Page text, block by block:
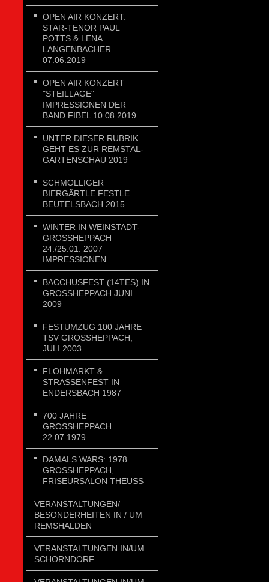
OPEN AIR KONZERT:
STAR-TENOR PAUL
POTTS & LENA
LANGENBACHER
07.06.2019
OPEN AIR KONZERT
"STEILLAGE"
IMPRESSIONEN DER
BAND FIBEL 10.08.2019
UNTER DIESER RUBRIK
GEHT ES ZUR REMSTAL-
GARTENSCHAU 2019
SCHMOLLIGER
BIERGÄRTLE FESTLE
BEUTELSBACH 2015
WINTER IN WEINSTADT-
GROSSHEPPACH 2
4./25.01. 2007 I
MPRESSIONEN
BACCHUSFEST (14TES) IN
GROSSHEPPACH JUNI 2
009
FESTUMZUG 100 JAHRE
TSV GROSSHEPPACH, J
ULI 2003
FLOHMARKT &
STRASSENFEST IN E
NDERSBACH 1987
700 JAHRE
GROSSHEPPACH 2
2.07.1979
DAMALS WARS: 1978
GROSSHEPPACH, F
RISEURSALON THEUSS
VERANSTALTUNGEN/
BESONDERHEITEN IN / UM
REMSHALDEN
VERANSTALTUNGEN IN/UM
SCHORNDORF